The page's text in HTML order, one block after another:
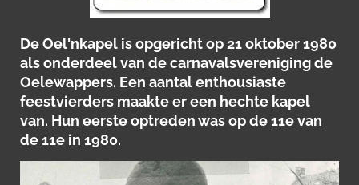
De Oel'nkapel is opgericht op 21 oktober 1980
als onderdeel van de carnavalsvereniging de
Oelewappers. Een aantalenthousiaste
feestvierders maakte er een hechte kapel
van. Hun eerste optreden was op de 11e van
de 11e in 1980.